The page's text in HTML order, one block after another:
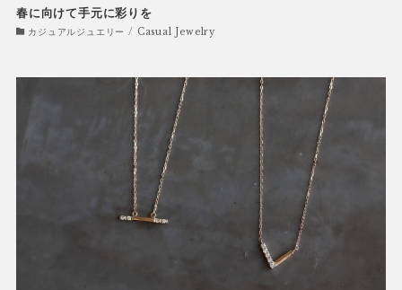
春に向けて手元に彩りを
カジュアルジュエリー / Casual Jewelry